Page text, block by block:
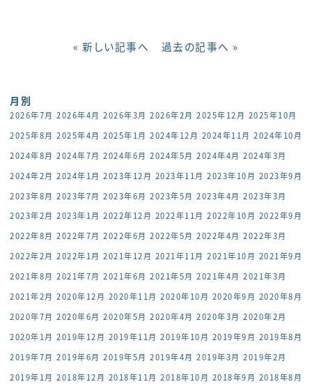
« 新しい記事へ 過去の記事へ »
月別
2026年7月 2026年4月 2026年3月 2026年2月 2025年12月 2025年10月
2025年8月 2025年4月 2025年1月 2024年12月 2024年11月 2024年10月
2024年8月 2024年7月 2024年6月 2024年5月 2024年4月 2024年3月
2024年2月 2024年1月 2023年12月 2023年11月 2023年10月 2023年9月
2023年8月 2023年7月 2023年6月 2023年5月 2023年4月 2023年3月
2023年2月 2023年1月 2022年12月 2022年11月 2022年10月 2022年9月
2022年8月 2022年7月 2022年6月 2022年5月 2022年4月 2022年3月
2022年2月 2022年1月 2021年12月 2021年11月 2021年10月 2021年9月
2021年8月 2021年7月 2021年6月 2021年5月 2021年4月 2021年3月
2021年2月 2020年12月 2020年11月 2020年10月 2020年9月 2020年8月
2020年7月 2020年6月 2020年5月 2020年4月 2020年3月 2020年2月
2020年1月 2019年12月 2019年11月 2019年10月 2019年9月 2019年8月
2019年7月 2019年6月 2019年5月 2019年4月 2019年3月 2019年2月
2019年1月 2018年12月 2018年11月 2018年10月 2018年9月 2018年8月